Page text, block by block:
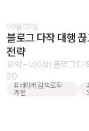
08월 08일
블로그 다작 대행
전략
요약 - 네이버 블로그
20 ...
#네이버 검색 로직
개편